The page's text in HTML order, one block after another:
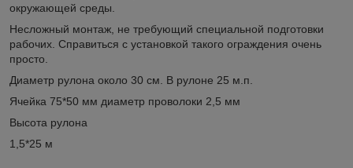
окружающей среды.
Несложный монтаж, не требующий специальной подготовки
рабочих. Справиться с установкой такого ограждения очень
просто.
Диаметр рулона около 30 см. В рулоне 25 м.п.
Ячейка 75*50 мм диаметр проволоки 2,5 мм
Высота рулона
1,5*25 м